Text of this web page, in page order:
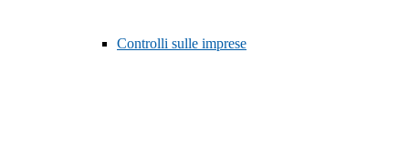
Controlli sulle imprese